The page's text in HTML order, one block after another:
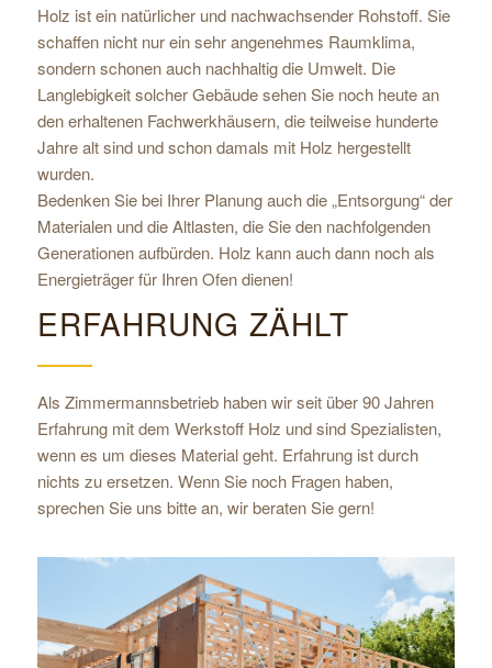
Holz ist ein natürlicher und nachwachsender Rohstoff. Sie
schaffen nicht nur ein sehr angenehmes Raumklima,
sondern schonen auch nachhaltig die Umwelt. Die
Langlebigkeit solcher Gebäude sehen Sie noch heute an
den erhaltenen Fachwerkhäusern, die teilweise hunderte
Jahre alt sind und schon damals mit Holz hergestellt
wurden.
Bedenken Sie bei Ihrer Planung auch die „Entsorgung“ der
Materialen und die Altlasten, die Sie den nachfolgenden
Generationen aufbürden. Holz kann auch dann noch als
Energieträger für Ihren Ofen dienen!
ERFAHRUNG ZÄHLT
Als Zimmermannsbetrieb haben wir seit über 90 Jahren
Erfahrung mit dem Werkstoff Holz und sind Spezialisten,
wenn es um dieses Material geht. Erfahrung ist durch
nichts zu ersetzen. Wenn Sie noch Fragen haben,
sprechen Sie uns bitte an, wir beraten Sie gern!